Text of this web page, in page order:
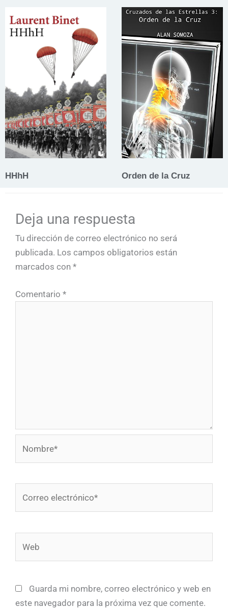
HHhH Orden de la Cruz
Deja una respuesta
Tu dirección de correo electrónico no será
publicada. Los campos obligatorios están
marcados con *
Comentario *
Guarda mi nombre, correo electrónico y web en
este navegador para la próxima vez que comente.